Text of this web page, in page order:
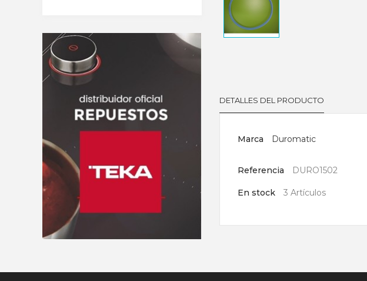
DETALLES DEL PRODUCTO
Marca Duromatic
Referencia DURO1502
En stock 3 Artículos